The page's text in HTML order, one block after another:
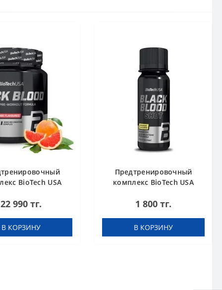
BioTech USA
orange 340 g
22 990 тг.
В КОРЗИНУ
Предтренировочный
комплекс BioTech USA
Lemonade 60 ml шот
1 800 тг.
В КОРЗИНУ